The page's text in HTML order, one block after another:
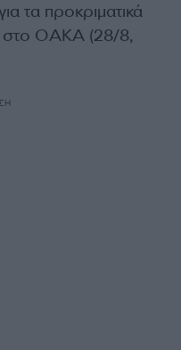
τα προκριματικά
στο ΟΑΚΑ (28/8,